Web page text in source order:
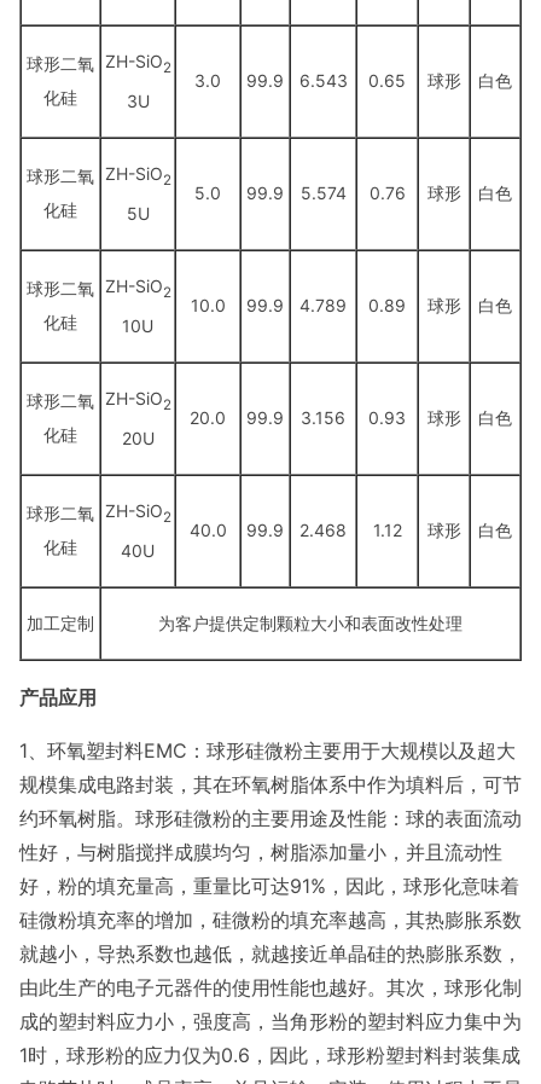
球形二氧
化硅
ZH-SiO2
3U
3.0 99.9 6.543 0.65 球形 白色
球形二氧
化硅
ZH-SiO2
5U
5.0 99.9 5.574 0.76 球形 白色
球形二氧
化硅
ZH-SiO2
10U
10.0 99.9 4.789 0.89 球形 白色
球形二氧
化硅
ZH-SiO2
20U
20.0 99.9 3.156 0.93 球形 白色
球形二氧
化硅
ZH-SiO2
40U
40.0 99.9 2.468 1.12 球形 白色
加工定制 为客户提供定制颗粒大小和表面改性处理
产品应用
1、环氧塑封料EMC：球形硅微粉主要用于大规模以及超大
规模集成电路封装，其在环氧树脂体系中作为填料后，可节
约环氧树脂。球形硅微粉的主要用途及性能：球的表面流动
性好，与树脂搅拌成膜均匀，树脂添加量小，并且流动性
好，粉的填充量高，重量比可达91%，因此，球形化意味着
硅微粉填充率的增加，硅微粉的填充率越高，其热膨胀系数
就越小，导热系数也越低，就越接近单晶硅的热膨胀系数，
由此生产的电子元器件的使用性能也越好。其次，球形化制
成的塑封料应力小，强度高，当角形粉的塑封料应力集中为
1时，球形粉的应力仅为0.6，因此，球形粉塑封料封装集成